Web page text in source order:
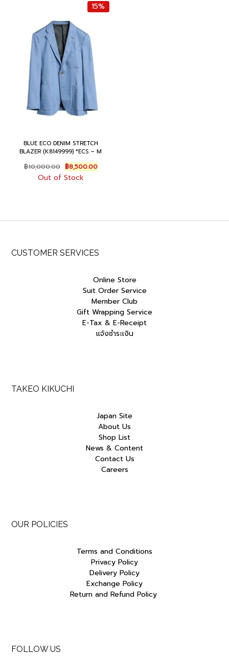
15%
BLUE ECO DENIM STRETCH
BLAZER (K8149999) *ECS – M
฿10,000.00 Original
price
was:
฿8,500.00Current
price
Out of Stock
CUSTOMER SERVICES
Online Store
Suit Order Service
Member Club
Gift Wrapping Service
E-Tax & E-Receipt
แจ้งชำระเงิน
TAKEO KIKUCHI
Japan Site
About Us
Shop List
News & Content
Contact Us
Careers
OUR POLICIES
Terms and Conditions
Privacy Policy
Delivery Policy
Exchange Policy
Return and Refund Policy
FOLLOW US